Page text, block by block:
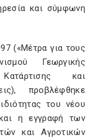
και σύμφωνη
(«Μέτρα για τους
Γεωργικής
και
προβλέφθηκε
του νέου
η εγγραφή των
και Αγροτικών